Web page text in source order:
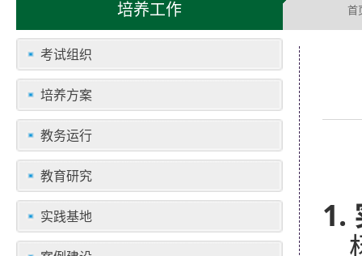
培养工作 首
考试组织
培养方案
教务运行
教育研究
实践基地 1.